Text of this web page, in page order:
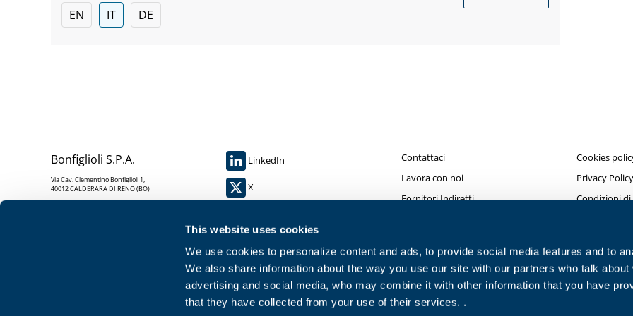
This website uses cookies
We use cookies to personalize content and ads, to provide social media features and to
We also share information about the way you use our site with our partners who talk about
advertising and social media, who may combine it with other information that you have
that they have collected from your use of their services. .
EN IT DE
Bonfiglioli S.P.A.
Via Cav. Clementino Bonfiglioli 1,
40012 CALDERARA DI RENO (BO)
LinkedIn
X
Contattaci
Lavora con noi
Fornitori Indiretti
Cookies
Privacy Policy
Condizioni